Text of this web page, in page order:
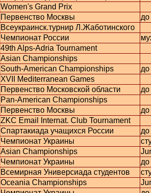
Women's Grand Prix
Первенство Москвы
Всеукраинск.турнир Л.Жаботинского
Чемпионат России
49th Alps-Adria Tournament
Asian Championships
South-American Championships
до
XVII Mediterranean Games
Первенство Московской области
Pan-American Championships
Первенство Москвы
ZKC Email Internat. Club Tournament
Спартакиада учащихся России
до
Чемпионат Украины
Asian Championships
Чемпионат Украины
Всемирная Универсиада студентов
Oceania Championships